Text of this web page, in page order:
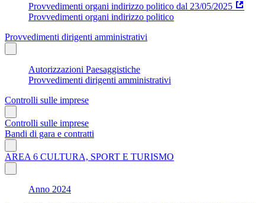
Provvedimenti organi indirizzo politico dal 23/05/2025
Provvedimenti organi indirizzo politico
Provvedimenti dirigenti amministrativi
Autorizzazioni Paesaggistiche
Provvedimenti dirigenti amministrativi
Controlli sulle imprese
Controlli sulle imprese
Bandi di gara e contratti
AREA 6 CULTURA, SPORT E TURISMO
Anno 2024